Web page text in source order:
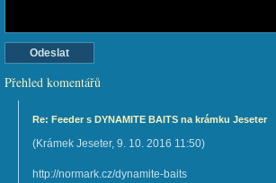
Přehled komentářů
Re: Feeder s DYNAMITE BAITS na krámku Jeseter
(Krámek Jeseter, 9. 10. 2016 11:50)
http://normark.cz/dynamite-baits